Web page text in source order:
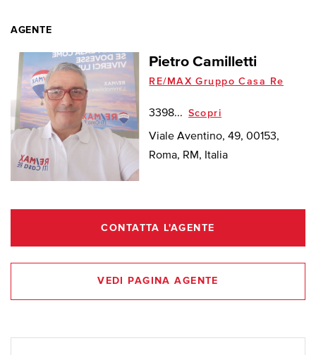
AGENTE
Pietro Camilletti
RE/MAX Gruppo Casa Re
3398... Scopri
Viale Aventino, 49, 00153,
Roma, RM, Italia
CONTATTA L'AGENTE
VEDI PAGINA AGENTE